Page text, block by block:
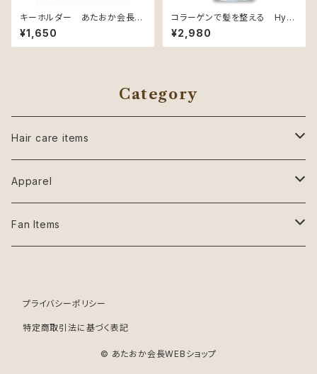
キーホルダー あたおか会長
オリジナル
¥1,650
コラーゲンで髪を整える Hydr
o Repair Shampoo（ローズ&
カシスの香り）【ダメージケア用】
【リフィル】
¥2,980
Category
Hair care items
シャンプー
トリートメント
Apparel
Tシャツ
Tシャツ
フェイスタオル
Fan Items
キーホルダー
プライバシーポリシー
特定商取引法に基づく表記
© あたおか会長WEBショップ